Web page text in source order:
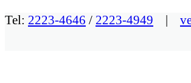
Tel: 2223-4646 / 2223-4949 |